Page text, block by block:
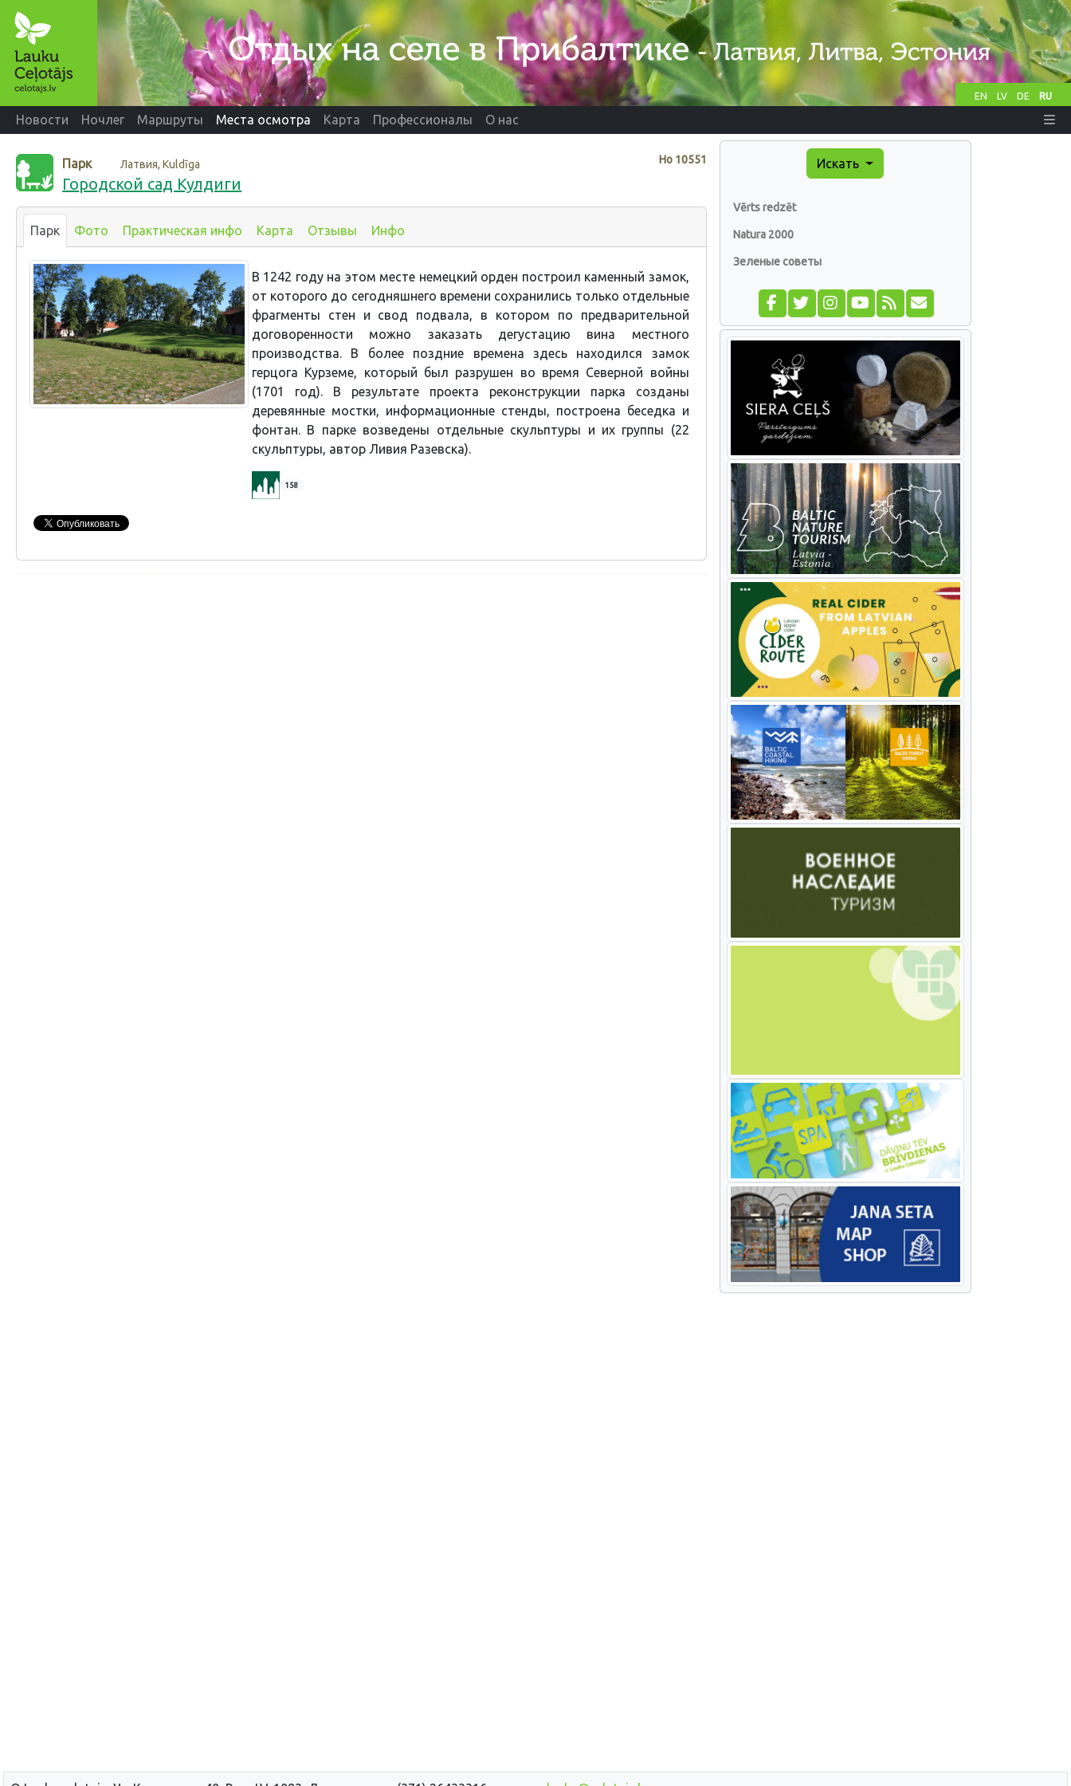
EN LV DE RU
Новости Ночлег Маршруты Места осмотра Карта Профессионалы О нас
Нo 10551
Парк Латвия, Kuldīga
Городской сад Кулдиги
Парк Фото Практическая инфо Карта Отзывы Инфо
В 1242 году на этом месте немецкий орден построил каменный замок,
от которого до сегодняшнего времени сохранились только отдельные
фрагменты стен и свод подвала, в котором по предварительной
договоренности можно заказать дегустацию вина местного
производства. В более поздние времена здесь находился замок
герцога Курземе, который был разрушен во время Северной войны
(1701 год). В результате проекта реконструкции парка созданы
деревянные мостки, информационные стенды, построена беседка и
фонтан. В парке возведены отдельные скульптуры и их группы (22
скульптуры, автор Ливия Разевска).
158
Искать
Vērts redzēt
Natura 2000
Зеленые советы